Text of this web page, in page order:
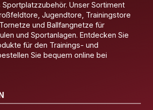
Unser Sortiment
Jugendtore, Trainingstore
und Ballfangnetze für
und Sportanlagen. Entdecken Sie
für den Trainings- und
Sie bequem online bei